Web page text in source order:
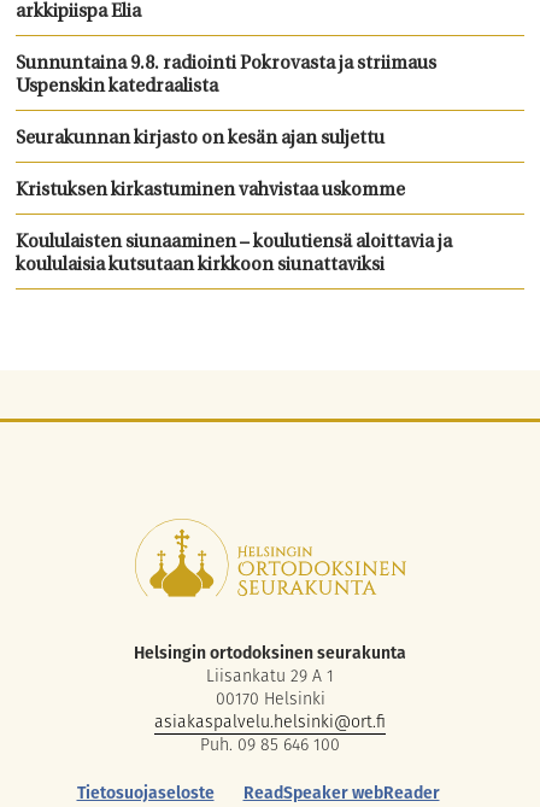
arkkipiispa Elia
Sunnuntaina 9.8. radiointi Pokrovasta ja striimaus
Uspenskin katedraalista
Seurakunnan kirjasto on kesän ajan suljettu
Kristuksen kirkastuminen vahvistaa uskomme
Koululaisten siunaaminen – koulutiensä aloittavia ja
koululaisia kutsutaan kirkkoon siunattaviksi
Helsingin ortodoksinen seurakunta
Liisankatu 29 A 1
00170 Helsinki
asiakaspalvelu.helsinki@ort.fi
Puh. 09 85 646 100
Tietosuojaseloste
ReadSpeaker webReader